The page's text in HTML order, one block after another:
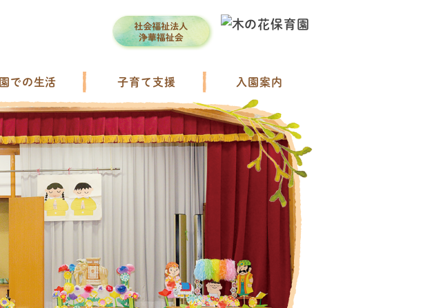
園での生活 子育て支援 入園案内